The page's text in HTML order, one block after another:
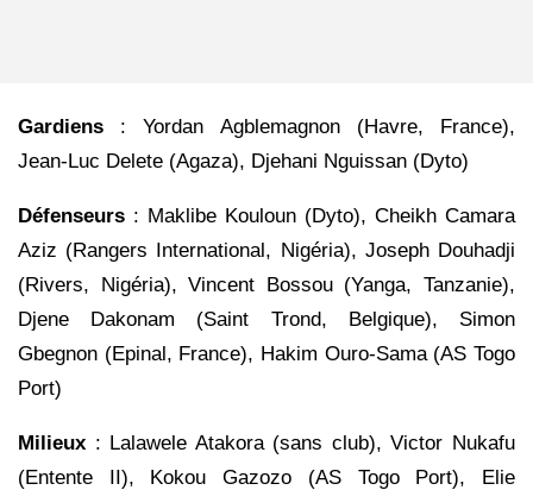
Gardiens : Yordan Agblemagnon (Havre, France),
Jean-Luc Delete (Agaza), Djehani Nguissan (Dyto)
Défenseurs : Maklibe Kouloun (Dyto), Cheikh Camara
Aziz (Rangers International, Nigéria), Joseph Douhadji
(Rivers, Nigéria), Vincent Bossou (Yanga, Tanzanie),
Djene Dakonam (Saint Trond, Belgique), Simon
Gbegnon (Epinal, France), Hakim Ouro-Sama (AS Togo
Port)
Milieux : Lalawele Atakora (sans club), Victor Nukafu
(Entente II), Kokou Gazozo (AS Togo Port), Elie